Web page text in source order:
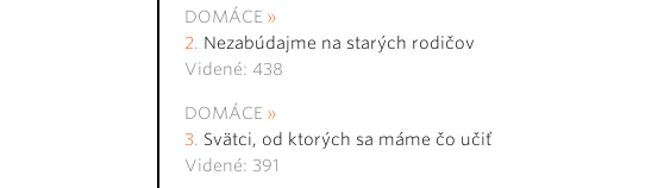
DOMÁCE
Nezabúdajme na starých rodičov
Videné: 438
DOMÁCE
Svätci, od ktorých sa máme čo učiť
Videné: 391